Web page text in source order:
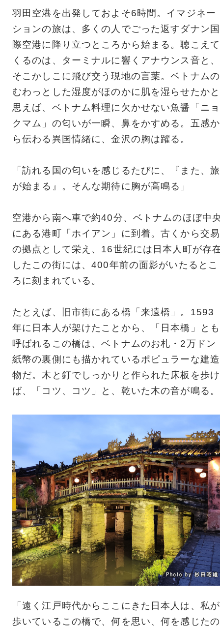
羽田空港を出発しておよそ6時間。イマジネー
ションの旅は、多くの人でごった返すダナン国
際空港に降り立つところから始まる。聴こえて
くるのは、ターミナルに響くアナウンス音と、
そこかしこに飛び交う現地の言葉。ベトナムの
むわっとした湿度がほのかに肌を湿らせたかと
思えば、ベトナム料理に欠かせない魚醤「ニョ
クマム」の匂いが一瞬、鼻をかすめる。五感か
ら伝わる異国情緒に、金沢の胸は躍る。
「訪れる国の匂いを感じるたびに、『また、旅
が始まる』。そんな期待に胸が高鳴る」
空港から南へ車で約40分、ベトナムのほぼ中
にある港町「ホイアン」に到着。古くから交易
の拠点として栄え、16世紀には日本人町が存
したこの街には、400年前の面影がいたるとこ
ろに刻まれている。
たとえば、旧市街にある橋「来遠橋」。1593
年に日本人が架けたことから、「日本橋」とも
呼ばれるこの橋は、ベトナムのお札・2万ドン
紙幣の裏側にも描かれているポピュラーな建造
物だ。木と釘でしっかりと作られた床板を歩け
ば、「コツ、コツ」と、乾いた木の音が鳴る。
「遠く江戸時代からここにきた日本人は、私が
歩いているこの橋で、何を思い、何を感じたの